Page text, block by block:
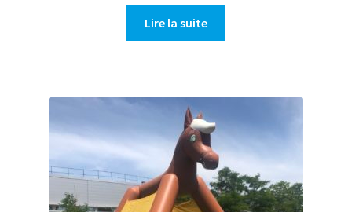
Lire la suite